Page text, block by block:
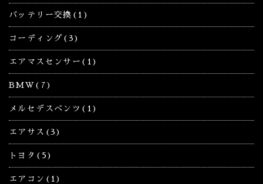
バッテリー交換(1)
コーディング(3)
エアマスセンサー(1)
BMW(7)
メルセデスベンツ(1)
エアサス(3)
トヨタ(5)
エアコン(1)